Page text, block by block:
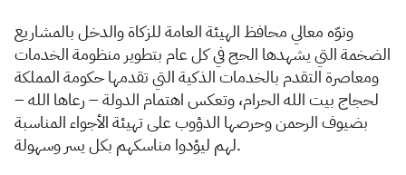
ونوّه معالي محافظ الهيئة العامة للزكاة والدخل بالمشاريع
الضخمة التي يشهدها الحج في كل عام بتطوير منظومة الخدمات
ومعاصرة التقدم بالخدمات الذكية التي تقدمها حكومة المملكة
لحجاج بيت الله الحرام، وتعكس اهتمام الدولة – رعاها الله –
بضيوف الرحمن وحرصها الدؤوب على تهيئة الأجواء المناسبة
لهم ليؤدوا مناسكهم بكل يسر وسهولة.